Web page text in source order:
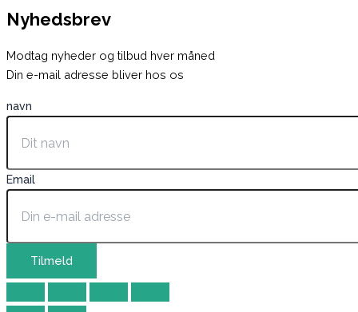
Nyhedsbrev
Modtag nyheder og tilbud hver måned
Din e-mail adresse bliver hos os
navn
Email
Tilmeld